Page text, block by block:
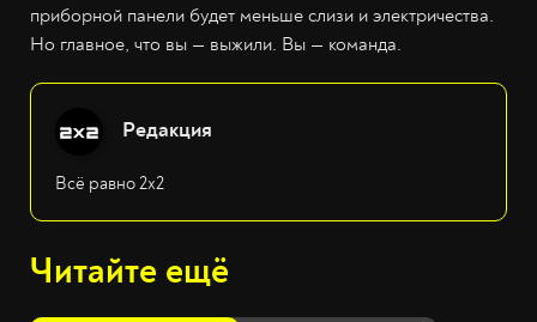
приборной панели будет меньше слизи и электричества.
Но главное, что вы — выжили. Вы — команда.
Редакция
Всё равно 2х2
Читайте ещё